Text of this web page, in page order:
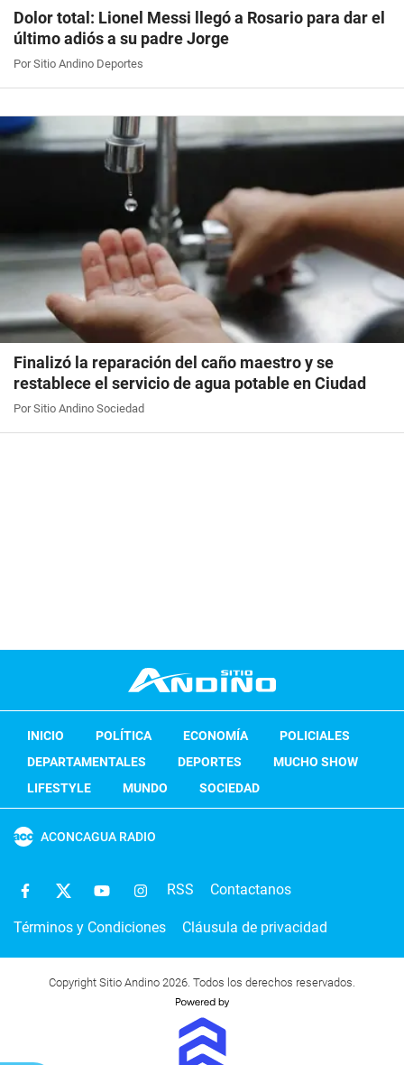
Dolor total: Lionel Messi llegó a Rosario para dar el
último adiós a su padre Jorge
Por Sitio Andino Deportes
Finalizó la reparación del caño maestro y se
restablece el servicio de agua potable en Ciudad
Por Sitio Andino Sociedad
INICIO POLÍTICA ECONOMÍA
POLICIALES
DEPARTAMENTALES
DEPORTES
MUCHO SHOW
LIFESTYLE
MUNDO SOCIEDAD
ACONCAGUA RADIO
RSS Contactanos
Términos y Condiciones Cláusula de privacidad
Copyright Sitio Andino 2026. Todos los derechos reservados.